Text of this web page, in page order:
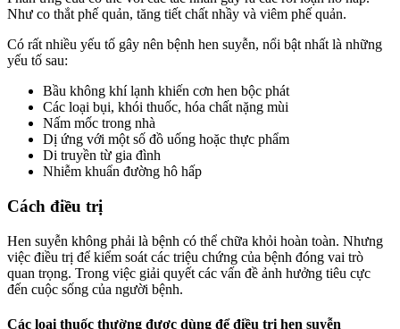
Như co thắt phế quản, tăng tiết chất nhầy và viêm phế quản.
Có rất nhiều yếu tố gây nên bệnh hen suyễn, nổi bật nhất là những
yếu tố sau:
Bầu không khí lạnh khiến cơn hen bộc phát
Các loại bụi, khói thuốc, hóa chất nặng mùi
Nấm mốc trong nhà
Dị ứng với một số đồ uống hoặc thực phẩm
Di truyền từ gia đình
Nhiễm khuẩn đường hô hấp
Cách điều trị
Hen suyễn không phải là bệnh có thể chữa khỏi hoàn toàn. Nhưng
việc điều trị để kiểm soát các triệu chứng của bệnh đóng vai trò
quan trọng. Trong việc giải quyết các vấn đề ảnh hưởng tiêu cực
đến cuộc sống của người bệnh.
Các loại thuốc thường được dùng để điều trị hen suyễn